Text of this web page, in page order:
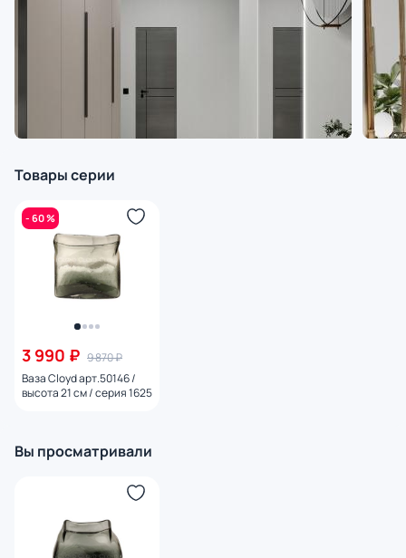
Товары серии
- 60 %
3 990 ₽ 9 870 ₽
Ваза Cloyd арт.50146 /
высота 21 см / серия 1625
Вы просматривали